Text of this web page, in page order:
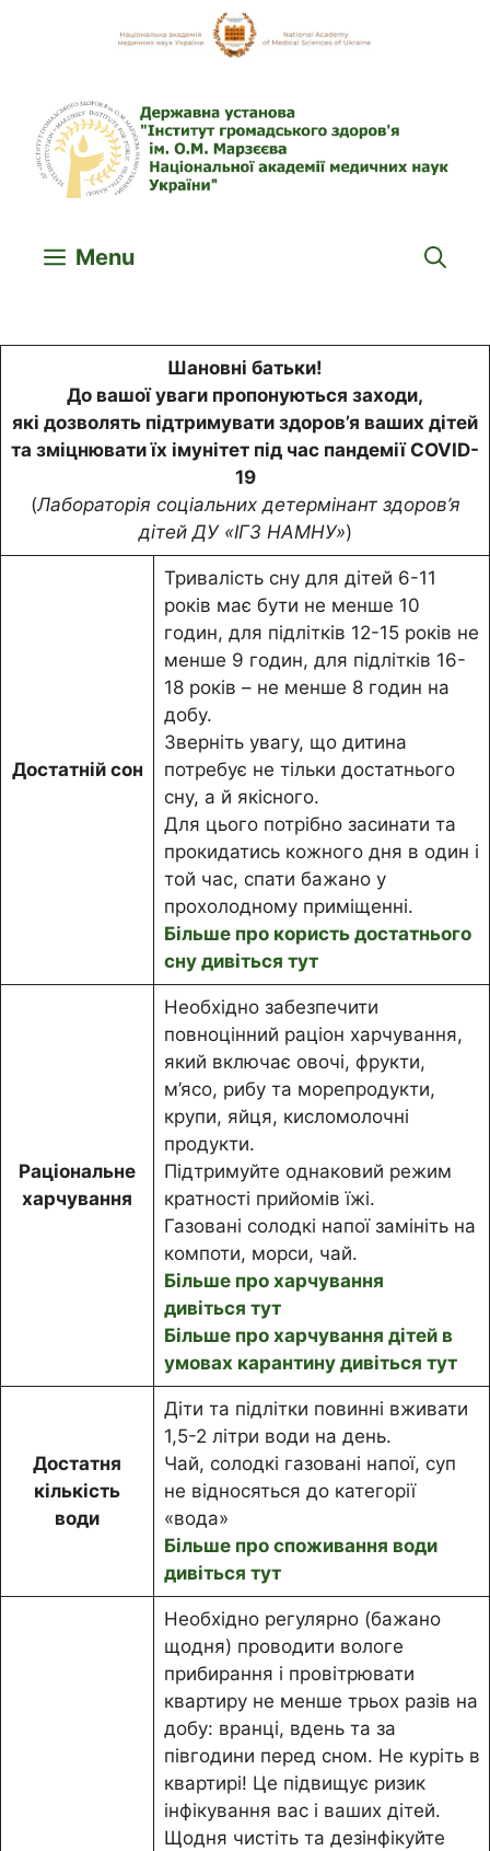
Menu
Шановні батьки!
До вашої уваги пропонуються заходи,
які дозволять підтримувати здоров’я ваших дітей
та зміцнювати їх імунітет під час пандемії COVID-
19
(Лабораторія соціальних детермінант здоров’я
дітей ДУ «ІГЗ НАМНУ»)
Достатній сон
Тривалість сну для дітей 6-11
років має бути не менше 10
годин, для підлітків 12-15 років не
менше 9 годин, для підлітків 16-
18 років – не менше 8 годин на
добу.
Зверніть увагу, що дитина
потребує не тільки достатнього
сну, а й якісного.
Для цього потрібно засинати та
прокидатись кожного дня в один і
той час, спати бажано у
прохолодному приміщенні.
Більше про користь достатнього
сну дивіться тут
Раціональне
харчування
Необхідно забезпечити
повноцінний раціон харчування,
який включає овочі, фрукти,
м’ясо, рибу та морепродукти,
крупи, яйця, кисломолочні
продукти.
Підтримуйте однаковий режим
кратності прийомів їжі.
Газовані солодкі напої замініть на
компоти, морси, чай.
Більше про харчування
дивіться тут
Більше про харчування дітей в
умовах карантину дивіться тут
Достатня
кількість
води
Діти та підлітки повинні вживати
1,5-2 літри води на день.
Чай, солодкі газовані напої, суп
не відносяться до категорії
«вода»
Більше про споживання води
дивіться тут
Необхідно регулярно (бажано
щодня) проводити вологе
прибирання і провітрювати
квартиру не менше трьох разів на
добу: вранці, вдень та за
півгодини перед сном. Не куріть в
квартирі! Це підвищує ризик
інфікування вас і ваших дітей.
Щодня чистіть та дезінфікуйте